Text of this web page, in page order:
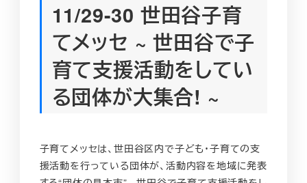
11/29-30 世田谷子育
てメッセ ~ 世田谷で子
育て支援活動をしてい
る団体が大集合! ~
子育てメッセは、世田谷区内で子ども・子育ての支
援活動を行っている団体が、活動内容を地域に発表